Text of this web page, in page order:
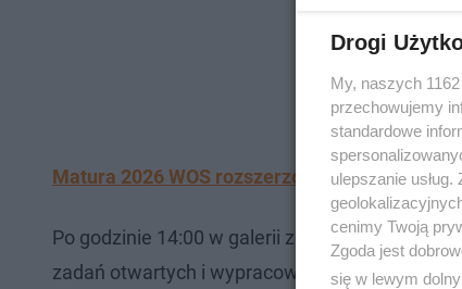
Matura 2026 WOS rozszerzony: Arkusze
Po godzinie 14:00 w galerii zdjęć poniżej
zadań otwartych i wypracowania. Przeklikaj
Drogi
My, naszych
przechowujemy
standardowe
ulepszanie
cenimy Twoją
Zgoda jest
się w lewym